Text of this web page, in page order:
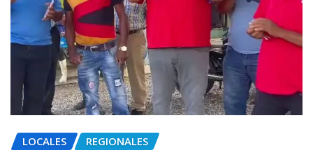
LOCALES REGIONALES